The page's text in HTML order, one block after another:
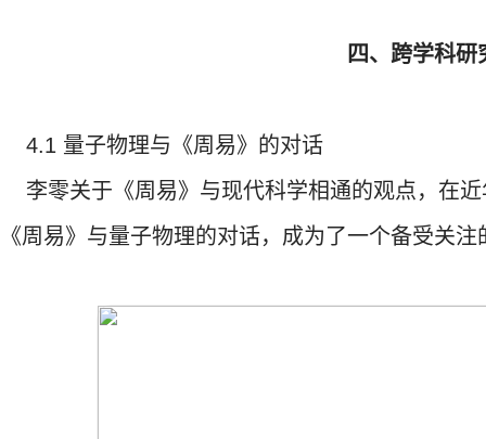
四、跨学科
4.1 量子物理与《周易》的对话
李零关于《周易》与现代科学相通的观点，在
《周易》与量子物理的对话，成为了一个备受关